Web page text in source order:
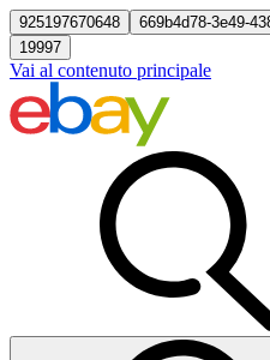
925197670648
669b4d78-3e49-
19997
Vai al contenuto principale